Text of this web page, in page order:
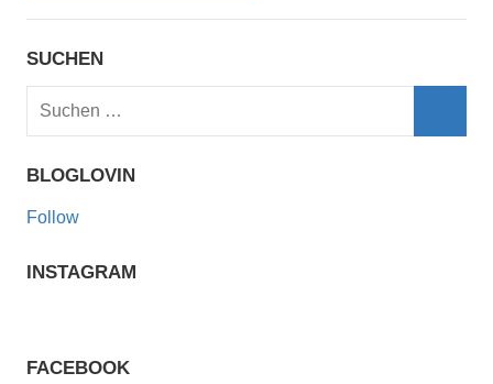
SUCHEN
Suchen
BLOGLOVIN
Follow
INSTAGRAM
FACEBOOK